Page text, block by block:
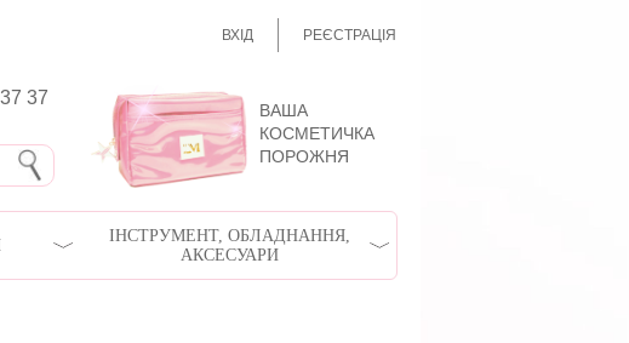
ВХІД РЕЄСТРАЦІЯ
37
ВАША
КОСМЕТИЧКА
ПОРОЖНЯ
ІНСТРУМЕНТ, ОБЛАДНАННЯ,
АКСЕСУАРИ